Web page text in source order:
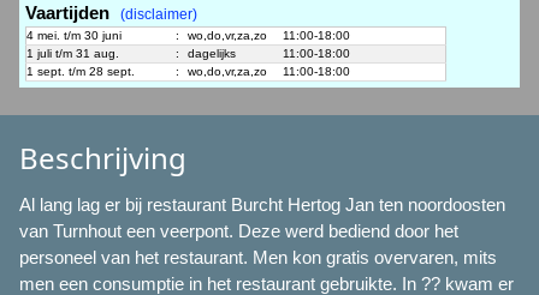
Vaartijden (disclaimer)
4 mei. t/m 30 juni : wo,do,vr,za,zo
11:00-18:00
1 juli t/m 31 aug.
: dagelijks
11:00-18:00
1 sept. t/m 28 sept.
: wo,do,vr,za,zo 11:00-18:00
Beschrijving
Al lang lag er bij restaurant Burcht Hertog Jan ten noordoosten
van Turnhout een veerpont. Deze werd bediend door het
personeel van het restaurant. Men kon gratis overvaren, mits
men een consumptie in het restaurant gebruikte. In ?? kwam er